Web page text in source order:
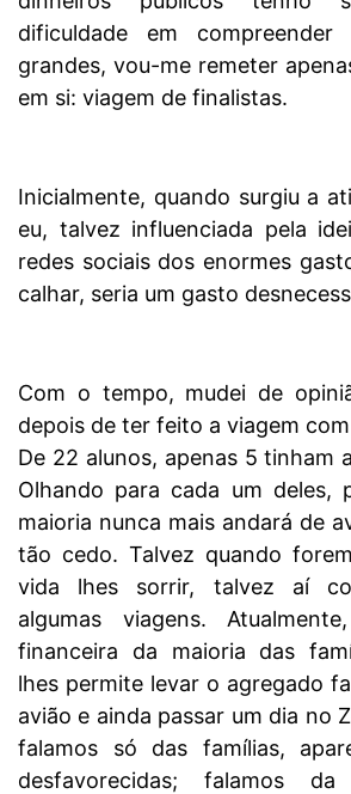
dificuldade em compreender
grandes, vou-me remeter
em si: viagem de finalistas.
Inicialmente, quando surgiu a
eu, talvez influenciada pela
redes sociais dos enormes
calhar, seria um gasto
Com o tempo, mudei de
depois de ter feito a viagem
De 22 alunos, apenas 5 tinham
Olhando para cada um deles,
maioria nunca mais andará de
tão cedo. Talvez quando
vida lhes sorrir, talvez aí
algumas viagens.
financeira da maioria das
lhes permite levar o agregado
avião e ainda passar um dia no
falamos só das famílias,
desfavorecidas; falamos